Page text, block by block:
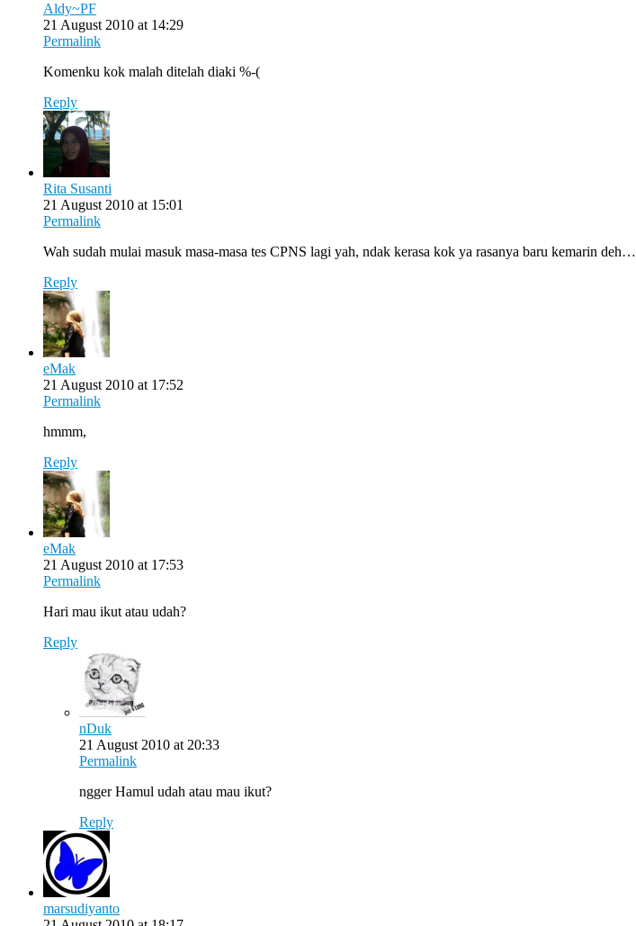
Aldy~PF
21 August 2010 at 14:29
Permalink
Komenku kok malah ditelah diaki %-(
Reply
Rita Susanti
21 August 2010 at 15:01
Permalink
Wah sudah mulai masuk masa-masa tes CPNS lagi yah, ndak kerasa kok ya rasanya baru kemarin deh…
Reply
eMak
21 August 2010 at 17:52
Permalink
hmmm,
Reply
eMak
21 August 2010 at 17:53
Permalink
Hari mau ikut atau udah?
Reply
nDuk
21 August 2010 at 20:33
Permalink
ngger Hamul udah atau mau ikut?
Reply
marsudiyanto